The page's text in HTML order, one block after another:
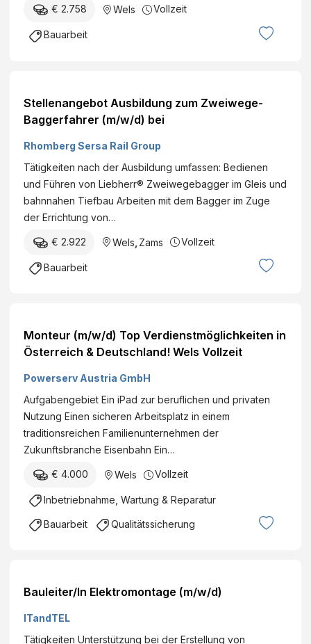
€ 2.758 Wels Vollzeit
Bauarbeit
Stellenangebot Ausbildung zum Zweiwege-
Baggerfahrer (m/w/d) bei
Rhomberg Sersa Rail Group
Tätigkeiten nach der Ausbildung umfassen: Bedienen
und Führen von Liebherr® Zweiwegebagger im Gleis und
bahnnahen Tiefbau Arbeiten mit dem Bagger im Zuge
der Errichtung von…
€ 2.922 Wels Zams Vollzeit
Bauarbeit
Monteur (m/w/d) Top Verdienstmöglichkeiten in
Österreich & Deutschland! Wels Vollzeit
Powerserv Austria GmbH
Aufgabengebiet Ein iPad zur beruflichen und privaten
Nutzung Einen sicheren Arbeitsplatz in einem
traditionsreichen Familienunternehmen der
Zukunftsbranche Eisenbahn Ein…
€ 4.000 Wels Vollzeit
Inbetriebnahme, Wartung & Reparatur
Bauarbeit Qualitätssicherung
Bauleiter/In Elektromontage (m/w/d)
ITandTEL
Tätigkeiten Unterstützung bei der Erstellung von